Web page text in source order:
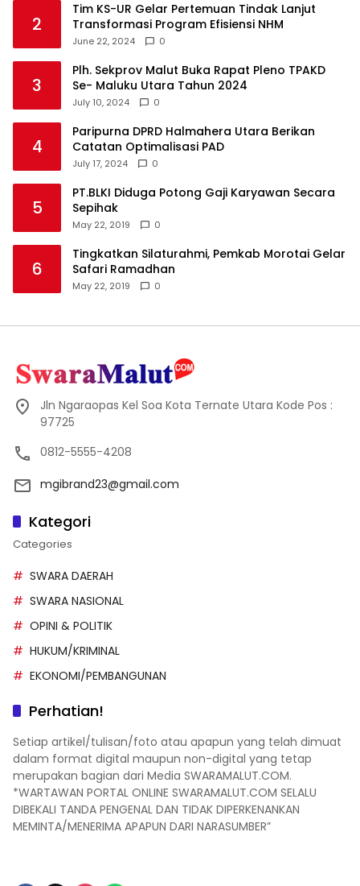
2
Tim KS-UR Gelar Pertemuan Tindak Lanjut
Transformasi Program Efisiensi NHM
June 22, 2024 0
3
Plh. Sekprov Malut Buka Rapat Pleno TPAKD
Se- Maluku Utara Tahun 2024
July 10, 2024 0
4
Paripurna DPRD Halmahera Utara Berikan
Catatan Optimalisasi PAD
July 17, 2024 0
5
PT.BLKI Diduga Potong Gaji Karyawan Secara
Sepihak
May 22, 2019 0
6
Tingkatkan Silaturahmi, Pemkab Morotai Gelar
Safari Ramadhan
May 22, 2019 0
Jln Ngaraopas Kel Soa Kota Ternate Utara Kode Pos :
97725
0812-5555-4208
mgibrand23@gmail.com
Kategori
Categories
SWARA DAERAH
SWARA NASIONAL
OPINI & POLITIK
HUKUM/KRIMINAL
EKONOMI/PEMBANGUNAN
Perhatian!
Setiap artikel/tulisan/foto atau apapun yang telah dimuat
dalam format digital maupun non-digital yang tetap
merupakan bagian dari Media SWARAMALUT.COM.
*WARTAWAN PORTAL ONLINE SWARAMALUT.COM SELALU
DIBEKALI TANDA PENGENAL DAN TIDAK DIPERKENANKAN
MEMINTA/MENERIMA APAPUN DARI NARASUMBER”